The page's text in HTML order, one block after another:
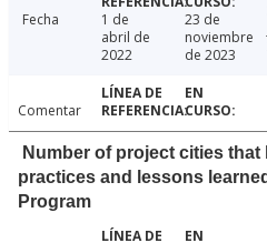
Fecha
1 de
abril de
2022
23 de
noviembre
de 2023
Comentar
Number of project cities
practices and lessons
Program